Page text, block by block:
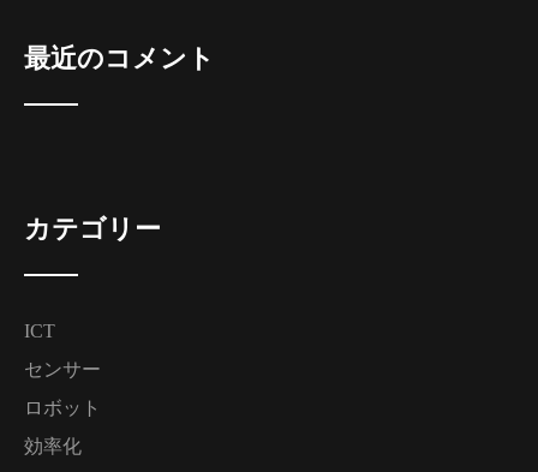
最近のコメント
カテゴリー
ICT
センサー
ロボット
効率化